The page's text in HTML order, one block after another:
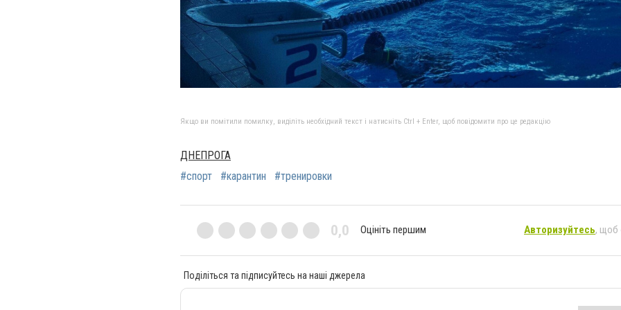
Якщо ви помітили помилку, виділіть необхідний текст і натисніть Ctrl + Enter, щоб повідомити про це редакцію
ДНЕПРОГА
#спорт
#карантин #тренировки
0,0 Оцініть першим Авторизуйтесь, щоб
Поділіться та підписуйтесь на наші джерела